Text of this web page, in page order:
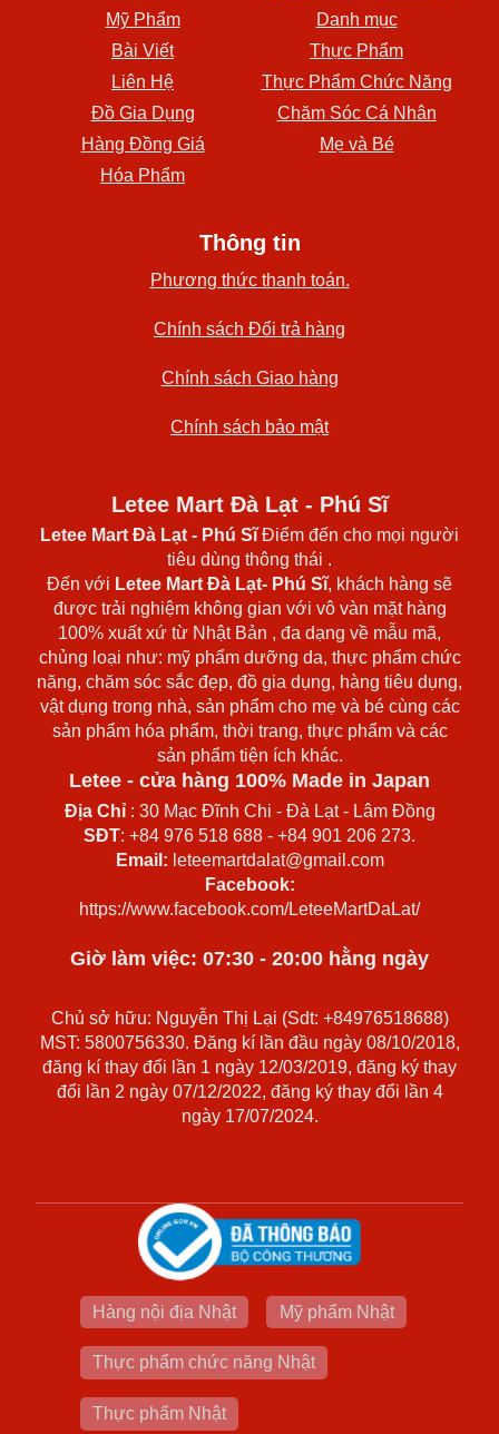
Mỹ Phẩm
Danh mục
Bài Viết
Thực Phẩm
Liên Hệ
Thực Phẩm Chức Năng
Đồ Gia Dụng
Chăm Sóc Cá Nhân
Hàng Đồng Giá
Mẹ và Bé
Hóa Phẩm
Thông tin
Phương thức thanh toán.
Chính sách Đổi trả hàng
Chính sách Giao hàng
Chính sách bảo mật
Letee Mart Đà Lạt - Phú Sĩ
Letee Mart Đà Lạt - Phú SĩĐiểm đến cho mọi người
tiêu dùng thông thái .
Đến với Letee Mart Đà Lạt- Phú Sĩ, khách hàng sẽ
được trải nghiệm không gian với vô vàn mặt hàng
100% xuất xứ từ Nhật Bản , đa dạng về mẫu mã,
chủng loại như: mỹ phẩm dưỡng da, thực phẩm chức
năng, chăm sóc sắc đẹp, đồ gia dụng, hàng tiêu dụng,
vật dụng trong nhà, sản phẩm cho mẹ và bé cùng các
sản phẩm hóa phẩm, thời trang, thực phẩm và các
sản phẩm tiện ích khác.
Letee - cửa hàng 100% Made in Japan
Địa Chỉ: 30 Mạc Đĩnh Chi - Đà Lạt - Lâm Đồng
SĐT: +84 976 518 688 - +84 901 206 273.
Email: leteemartdalat@gmail.com
Facebook:
https://www.facebook.com/LeteeMartDaLat/
Giờ làm việc: 07:30 - 20:00 hằng ngày
Chủ sở hữu: Nguyễn Thị Lại (Sdt: +84976518688)
MST: 5800756330. Đăng kí lần đầu ngày 08/10/2018,
đăng kí thay đổi lần 1 ngày 12/03/2019, đăng ký thay
đổi lần 2 ngày 07/12/2022, đăng ký thay đổi lần 4
ngày 17/07/2024.
Hàng nội địa Nhật Mỹ phẩm Nhật
Thực phẩm chức năng Nhật
Thực phẩm Nhật